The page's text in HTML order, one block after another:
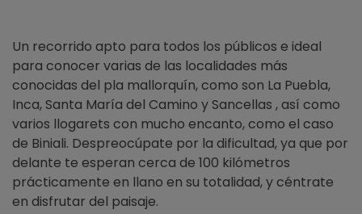
Un recorrido apto para todos los públicos e ideal
para conocer varias de las localidades más
conocidas del pla mallorquín, como son La Puebla,
Inca, Santa María del Camino y Sancellas , así como
varios llogarets con mucho encanto, como el caso
de Biniali. Despreocúpate por la dificultad, ya que por
delante te esperan cerca de 100 kilómetros
prácticamente en llano en su totalidad, y céntrate
en disfrutar del paisaje.